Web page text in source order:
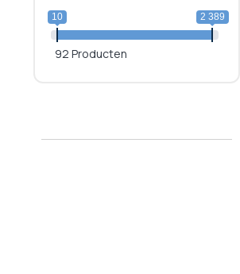
10 2 389
92 Producten